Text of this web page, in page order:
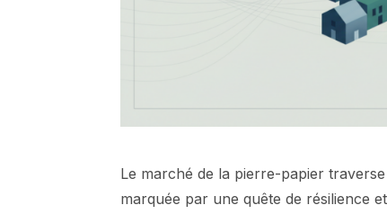
Le marché de la pierre-papier
marquée par une quête de résilience